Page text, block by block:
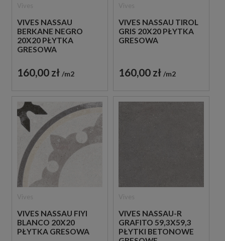
VIVES NASSAU
BERKANE NEGRO
20X20 PŁYTKA
GRESOWA
160,00 zł m2
VIVES NASSAU TIROL
GRIS 20X20 PŁYTKA
GRESOWA
160,00 zł m2
VIVES NASSAU FIYI
BLANCO 20X20
PŁYTKA GRESOWA
VIVES NASSAU-R
GRAFITO 59,3X59,3
PŁYTKI BETONOWE